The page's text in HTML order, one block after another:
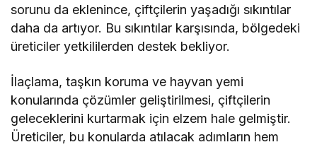
sorunu da eklenince, çiftçilerin yaşadığı sıkıntılar
daha da artıyor. Bu sıkıntılar karşısında, bölgedeki
üreticiler yetkililerden destek bekliyor.
İlaçlama, taşkın koruma ve hayvan yemi
konularında çözümler geliştirilmesi, çiftçilerin
geleceklerini kurtarmak için elzem hale gelmiştir.
Üreticiler, bu konularda atılacak adımların hem